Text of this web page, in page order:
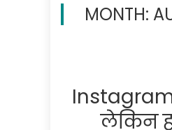
MONTH:
लेकिन